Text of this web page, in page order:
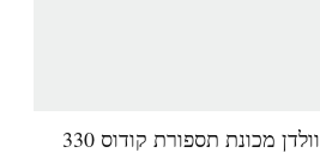
וולדן מכונת תספורת קודוס 330